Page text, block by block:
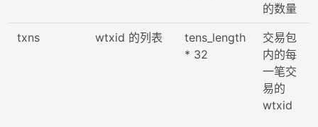
的数量
txns wtxid 的列表
tens_length
* 32
交易包
内的每
一笔交
易的
wtxid